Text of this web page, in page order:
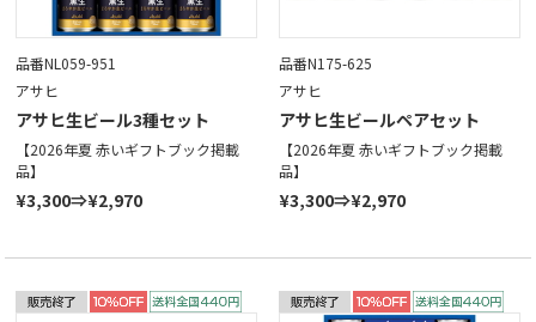
品番NL059-951
アサヒ
アサヒ生ビール3種セット
【2026年夏 赤いギフトブック掲載
品】
¥3,300⇒¥2,970
品番N175-625
アサヒ
アサヒ生ビールペアセット
【2026年夏 赤いギフトブック掲載
品】
¥3,300⇒¥2,970